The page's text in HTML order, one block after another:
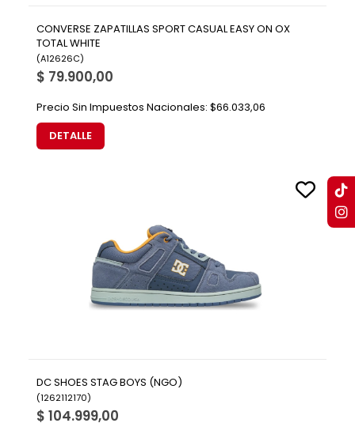
CONVERSE ZAPATILLAS SPORT CASUAL EASY ON OX
TOTAL WHITE
(A12626C)
$ 79.900,00
Precio Sin Impuestos Nacionales: $66.033,06
DETALLE
DC SHOES STAG BOYS (NGO)
(1262112170)
$ 104.999,00